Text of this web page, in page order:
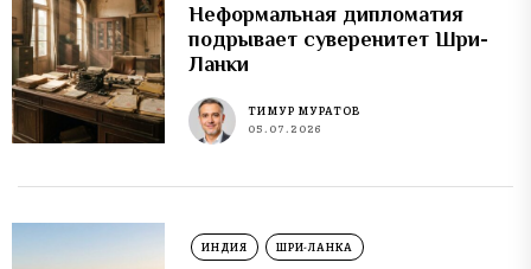
Неформальная дипломатия
подрывает суверенитет Шри-
Ланки
ТИМУР МУРАТОВ
05.07.2026
ИНДИЯ ШРИ-ЛАНКА